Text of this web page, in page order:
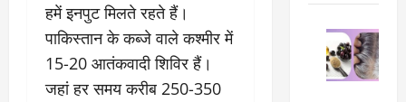
हमें इनपुट मिलते रहते हैं।
पाकिस्तान के कब्जे वाले कश्मीर में
15-20 आतंकवादी शिविर हैं।
जहां हर समय करीब 250-350